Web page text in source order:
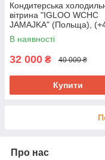
Кондитерська
вітрина "IGLOO WCHC
JAMAJKA" (Польща),
+8°), 0.7 м., викладка 53
Б/у
В наявності
32 000 ₴ 40 000 ₴
Купити
Про нас